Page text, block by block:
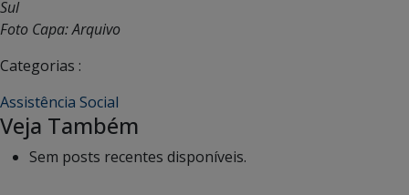
Sul
Foto Capa: Arquivo
Categorias :
Assistência Social
Veja Também
Sem posts recentes disponíveis.